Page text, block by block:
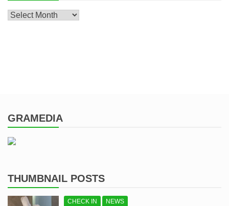
Archive
GRAMEDIA
THUMBNAIL POSTS
CHECK IN NEWS